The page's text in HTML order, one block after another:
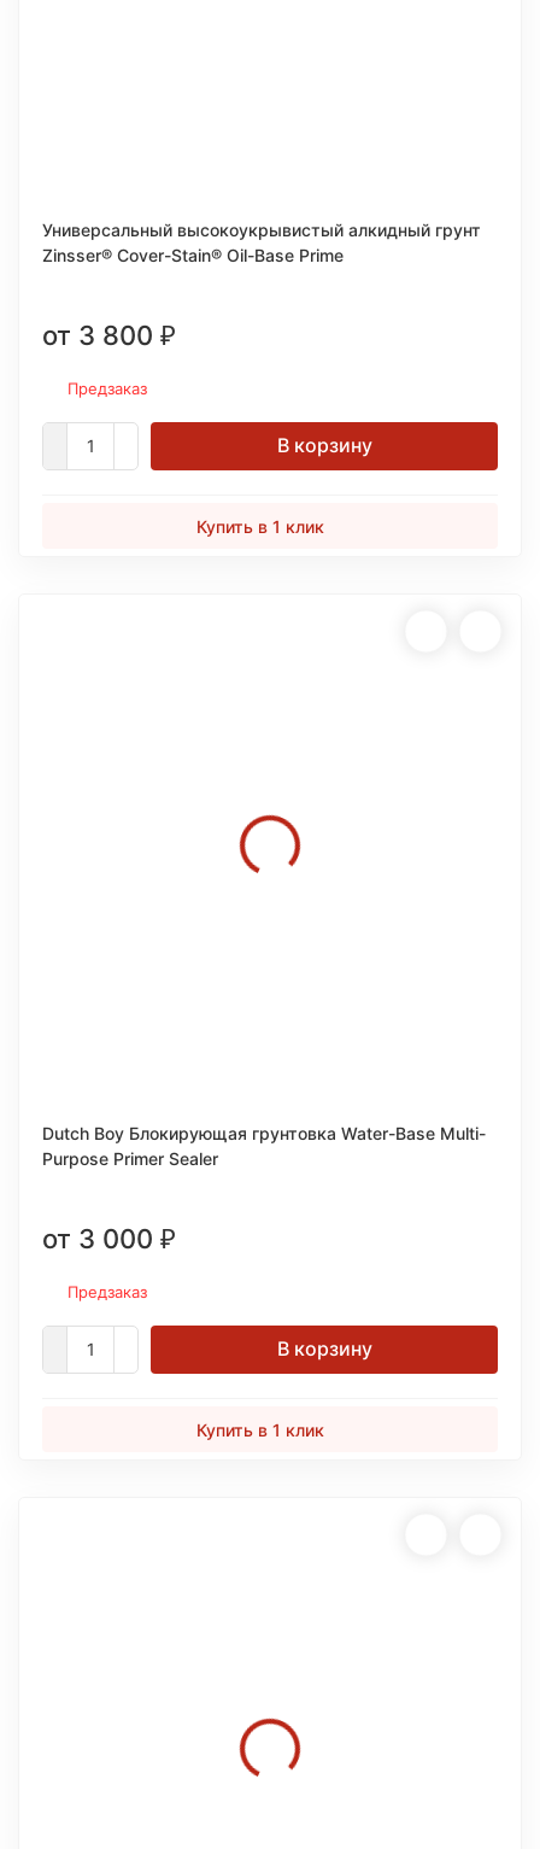
Универсальный высокоукрывистый алкидный грунт
Zinsser® Cover-Stain® Oil-Base Prime
от 3 800 ₽
Предзаказ
В корзину
Купить в 1 клик
Dutch Boy Блокирующая грунтовка Water-Base Multi-
Purpose Primer Sealer
от 3 000 ₽
Предзаказ
В корзину
Купить в 1 клик